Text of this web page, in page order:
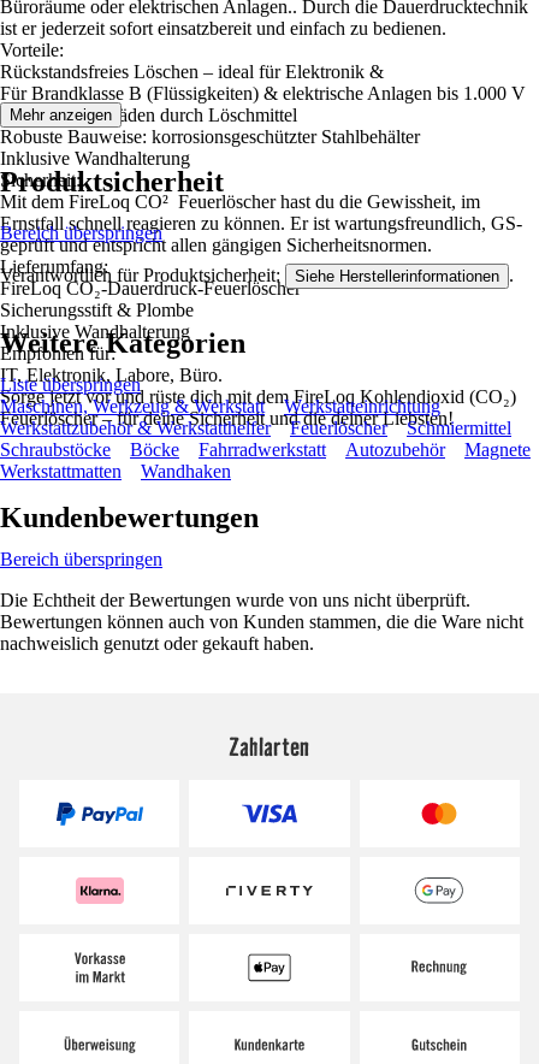
Büroräume oder elektrischen Anlagen.. Durch die Dauerdrucktechnik
ist er jederzeit sofort einsatzbereit und einfach zu bedienen.
Vorteile:
Rückstandsfreies Löschen – ideal für Elektronik &
Für Brandklasse B (Flüssigkeiten) & elektrische Anlagen bis 1.000 V
Keine Folgeschäden durch Löschmittel
Robuste Bauweise: korrosionsgeschützter Stahlbehälter
Inklusive Wandhalterung
Sicherheit:
Mit dem FireLoq CO² Feuerlöscher hast du die Gewissheit, im
Ernstfall schnell reagieren zu können. Er ist wartungsfreundlich, GS-
geprüft und entspricht allen gängigen Sicherheitsnormen.
Lieferumfang:
FireLoq CO₂-Dauerdruck-Feuerlöscher
Sicherungsstift & Plombe
Inklusive Wandhalterung
Empfohlen für:
IT, Elektronik, Labore, Büro.
Sorge jetzt vor und rüste dich mit dem FireLoq Kohlendioxid (CO₂)
Feuerlöscher – für deine Sicherheit und die deiner Liebsten!
Mehr anzeigen
Produktsicherheit
Bereich überspringen
Verantwortlich für Produktsicherheit: Siehe Herstellerinformationen .
Weitere Kategorien
Liste überspringen
Maschinen, Werkzeug & Werkstatt
Werkstatteinrichtung
Werkstattzubehör & Werkstatthelfer
Feuerlöscher
Schmiermittel
Schraubstöcke
Böcke Fahrradwerkstatt Autozubehör
Magnete
Werkstattmatten
Wandhaken
Kundenbewertungen
Bereich überspringen
Die Echtheit der Bewertungen wurde von uns nicht überprüft.
Bewertungen können auch von Kunden stammen, die die Ware nicht
nachweislich genutzt oder gekauft haben.
Zahlarten